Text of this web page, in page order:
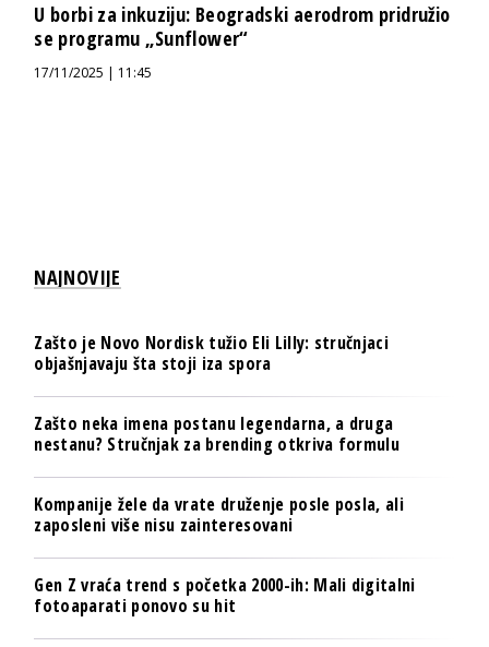
U borbi za inkuziju: Beogradski aerodrom pridružio
se programu „Sunflower“
17/11/2025 | 11:45
NAJNOVIJE
Zašto je Novo Nordisk tužio Eli Lilly: stručnjaci
objašnjavaju šta stoji iza spora
Zašto neka imena postanu legendarna, a druga
nestanu? Stručnjak za brending otkriva formulu
Kompanije žele da vrate druženje posle posla, ali
zaposleni više nisu zainteresovani
Gen Z vraća trend s početka 2000-ih: Mali digitalni
fotoaparati ponovo su hit